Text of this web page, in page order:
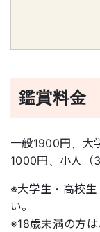
鑑賞料金
一般1900円、大
1000円、小人（
※大学生・高校
い。
※18歳未満の方